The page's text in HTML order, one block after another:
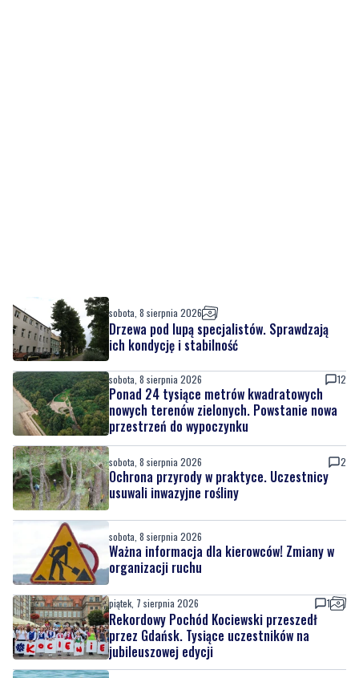
sobota, 8 sierpnia 2026
Drzewa pod lupą specjalistów. Sprawdzają
ich kondycję i stabilność
sobota, 8 sierpnia 2026 12
Ponad 24 tysiące metrów kwadratowych
nowych terenów zielonych. Powstanie nowa
przestrzeń do wypoczynku
sobota, 8 sierpnia 2026 2
Ochrona przyrody w praktyce. Uczestnicy
usuwali inwazyjne rośliny
sobota, 8 sierpnia 2026
Ważna informacja dla kierowców! Zmiany w
organizacji ruchu
piątek, 7 sierpnia 2026 1
Rekordowy Pochód Kociewski przeszedł
przez Gdańsk. Tysiące uczestników na
jubileuszowej edycji